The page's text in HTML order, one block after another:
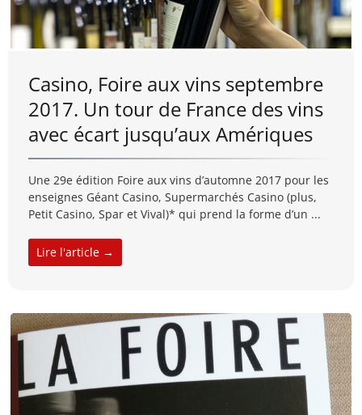
Casino, Foire aux vins septembre
2017. Un tour de France des vins
avec écart jusqu’aux Amériques
Une 29e édition Foire aux vins d’automne 2017 pour les
enseignes Géant Casino, Supermarchés Casino (plus,
Petit Casino, Spar et Vival)* qui prend la forme d’un ...
Lire l'article →